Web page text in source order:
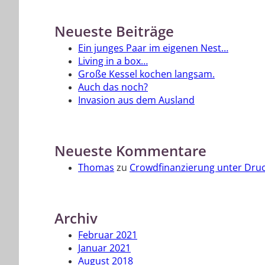
Neueste Beiträge
Ein junges Paar im eigenen Nest…
Living in a box…
Große Kessel kochen langsam.
Auch das noch?
Invasion aus dem Ausland
Neueste Kommentare
Thomas zu Crowdfinanzierung unter
Archiv
Februar 2021
Januar 2021
August 2018